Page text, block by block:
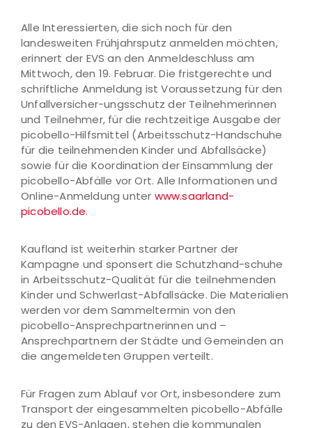
Alle Interessierten, die sich noch für den
landesweiten Frühjahrsputz anmelden möchten,
erinnert der EVS an den Anmeldeschluss am
Mittwoch, den 19. Februar. Die fristgerechte und
schriftliche Anmeldung ist Voraussetzung für den
Unfallversicher-ungsschutz der Teilnehmerinnen
und Teilnehmer, für die rechtzeitige Ausgabe der
picobello-Hilfsmittel (Arbeitsschutz-Handschuhe
für die teilnehmenden Kinder und Abfallsäcke)
sowie für die Koordination der Einsammlung der
picobello-Abfälle vor Ort. Alle Informationen und
Online-Anmeldung unter www.saarland-
picobello.de.
Kaufland ist weiterhin starker Partner der
Kampagne und sponsert die Schutzhand-schuhe
in Arbeitsschutz-Qualität für die teilnehmenden
Kinder und Schwerlast-Abfallsäcke. Die Materialien
werden vor dem Sammeltermin von den
picobello-Ansprechpartnerinnen und –
Ansprechpartnern der Städte und Gemeinden an
die angemeldeten Gruppen verteilt.
Für Fragen zum Ablauf vor Ort, insbesondere zum
Transport der eingesammelten picobello-Abfälle
zu den EVS-Anlagen, stehen die kommunalen